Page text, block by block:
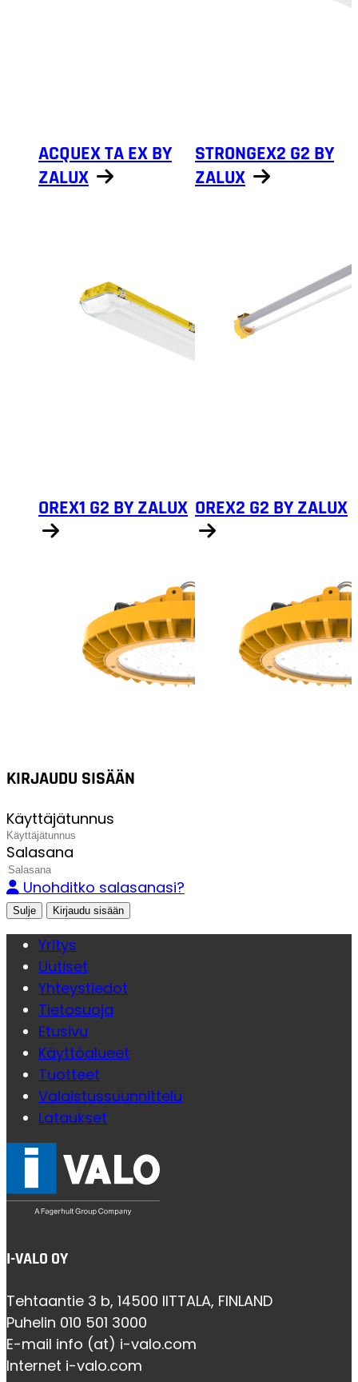
ACQUEX TA EX BY
ZALUX
STRONGEX2 G2 BY
ZALUX
OREX1 G2 BY ZALUX OREX2 G2 BY ZALUX
KIRJAUDU SISÄÄN
Käyttäjätunnus
Salasana
Unohditko salasanasi?
Sulje
Yritys
Uutiset
Yhteystiedot
Tietosuoja
Etusivu
Käyttöalueet
Tuotteet
Valaistussuunnittelu
Lataukset
I-VALO OY
Tehtaantie 3 b, 14500 IITTALA, FINLAND
Puhelin 010 501 3000
E-mail info (at) i-valo.com
Internet i-valo.com